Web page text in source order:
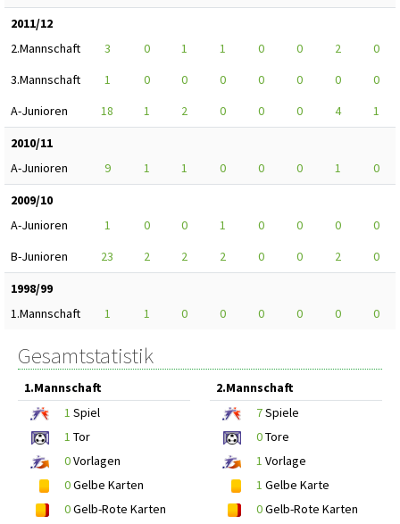
2011/12
2.Mannschaft
3 0 1 1 0 0 2
0
3.Mannschaft
1 0 0 0 0 0 0
0
A-Junioren
18 1 2 0 0 0 4
1
2010/11
A-Junioren
9 1 1 0 0 0 1
0
2009/10
A-Junioren
1 0 0 1 0 0 0
0
B-Junioren
23 2 2 2 0 0 2
0
1998/99
1.Mannschaft
1 1 0 0 0 0 0 0
Gesamtstatistik
1.Mannschaft
1 Spiel
1 Tor
0Vorlagen
0Gelbe Karten
0Gelb-Rote Karten
2.Mannschaft
7Spiele
0Tore
1 Vorlage
1 Gelbe Karte
0Gelb-Rote Karten